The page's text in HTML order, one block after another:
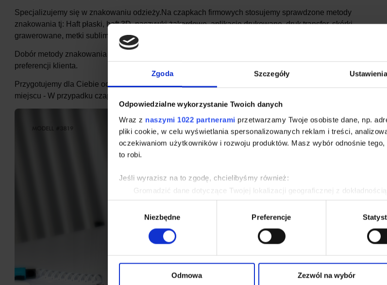
Zgoda Szczegóły
Odpowiedzialne wykorzystanie Twoich danych
Wraz z naszymi 1022 partnerami przetwarzamy Twoje osobiste dane, np.
pliki cookie, w celu wyświetlania spersonalizowanych reklam i treści,
oczekiwaniom użytkowników i rozwoju produktów. Masz wybór odnośnie
to robi.
Jeśli wyrazisz na to zgodę, chcielibyśmy również:
Gromadzić dane dotyczące Twojej lokalizacji geograficznej z
Identyfikować Twoje urządzenie, aktywnie analizując charakteryzującego
Dowiedz się więcej odnośnie tego, jak Twoje osobiste dane są przetwarzane
szczegółów
. W Deklaracji plików cookie możesz zmienić lub wycofać swoją
Wykorzystujemy pliki cookie do spersonalizowania treści i reklam, aby
reklamowym i analitycznym. Partnerzy mogą połączyć te informacje z
Niezbędne Preferencje
Odmowa Zezwól na wybór
Specjalizujemy się w znakowaniu odzieży.Na czapkach firmowych stosujemy sprawdzone metody
znakowania tj: Haft płaski, haft 3D, naszywki żakardowe, aplikacje drukowane, druk transfer, skórki
grawerowane, metki sublimowane, metki żakardowe, naklejki, nadruk odblaskowy
Dobór metody znakowania zależy od stopnia skomplikowania logo,nakładu oraz indywidualnych
preferencji klienta.
Przygotujemy dla Ciebie odzież z logo.Twoje logo firmowe lub grafikę możemy umieścić w dowolnym
miejscu - W przypadku czapki z logo najczęściej wybieranym miejscem znakowania jest front czapki.